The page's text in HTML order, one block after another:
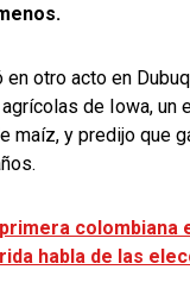
en otro acto en
de Iowa, un
maíz, y predijo que
colombiana
habla de las